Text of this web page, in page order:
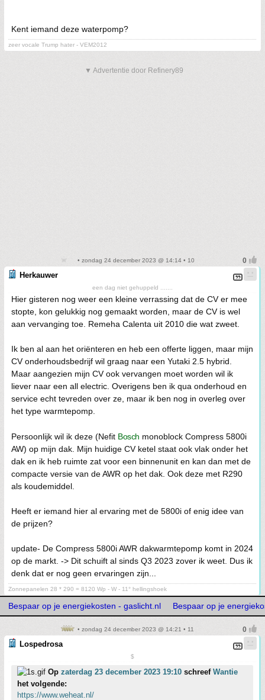
Kent iemand deze waterpomp?
zeer vocale Trump hater - VEM2012
▼ Advertentie door Refinery89
• zondag 24 december 2023 @ 14:14 • 10
Herkauwer
een dag niet gehuppeld .......
Hier gisteren nog weer een kleine verrassing dat de CV er mee
stopte, kon gelukkig nog gemaakt worden, maar de CV is wel
aan vervanging toe. Remeha Calenta uit 2010 die wat zweet.
Ik ben al aan het oriënteren en heb een offerte liggen, maar mijn
CV onderhoudsbedrijf wil graag naar een Yutaki 2.5 hybrid.
Maar aangezien mijn CV ook vervangen moet worden wil ik
liever naar een all electric. Overigens ben ik qua onderhoud en
service echt tevreden over ze, maar ik ben nog in overleg over
het type warmtepomp.
Persoonlijk wil ik deze (Nefit Bosch monoblock Compress 5800i
AW) op mijn dak. Mijn huidige CV ketel staat ook vlak onder het
dak en ik heb ruimte zat voor een binnenunit en kan dan met de
compacte versie van de AWR op het dak. Ook deze met R290
als koudemiddel.
Heeft er iemand hier al ervaring met de 5800i of enig idee van
de prijzen?
update- De Compress 5800i AWR dakwarmtepomp komt in 2024
op de markt. -> Dit schuift al sinds Q3 2023 zover ik weet. Dus ik
denk dat er nog geen ervaringen zijn...
Zonnepanelen 28 * 290 = 8120 Wp - W - 11° hellingshoek
Bespaar op je energiekosten - gaslicht.nl Bespaar op je
• zondag 24 december 2023 @ 14:21 • 11
Lospedrosa
$
Op zaterdag 23 december 2023 19:10 schreef Wantie
het volgende:
https://www.weheat.nl/